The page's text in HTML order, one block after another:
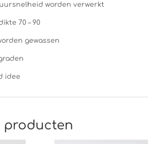
worden verwerkt
70 – 90
gewassen
idee
producten